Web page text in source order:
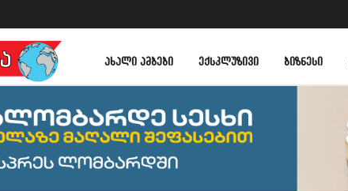
ᲐᲮᲐᲚᲘ ᲐᲛᲑᲔᲑᲘ ᲔᲥᲡᲙᲚᲣᲖᲘᲕᲘ ᲑᲘᲖᲜᲔᲡᲘ